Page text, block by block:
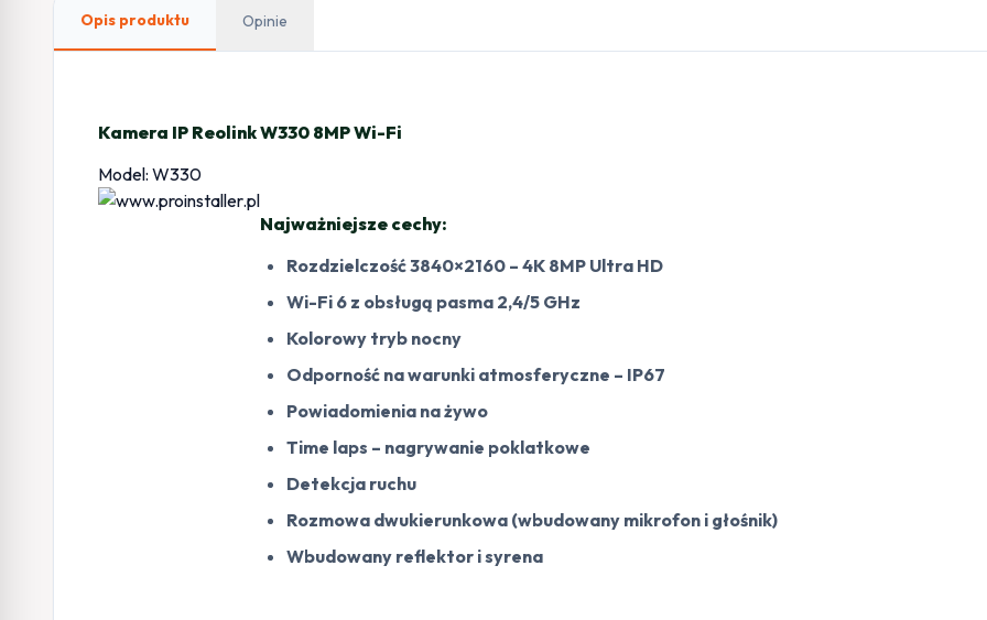
Opis produktu Opinie
Kamera IP Reolink W330 8MP Wi-Fi
Model: W330
Najważniejsze cechy:
Rozdzielczość 3840×2160 – 4K 8MP Ultra HD
Wi-Fi 6 z obsługą pasma 2,4/5 GHz
Kolorowy tryb nocny
Odporność na warunki atmosferyczne – IP67
Powiadomienia na żywo
Time laps – nagrywanie poklatkowe
Detekcja ruchu
Rozmowa dwukierunkowa (wbudowany mikrofon i głośnik)
Wbudowany reflektor i syrena